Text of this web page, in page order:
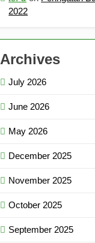
2022
Archives
July 2026
June 2026
May 2026
December 2025
November 2025
October 2025
September 2025